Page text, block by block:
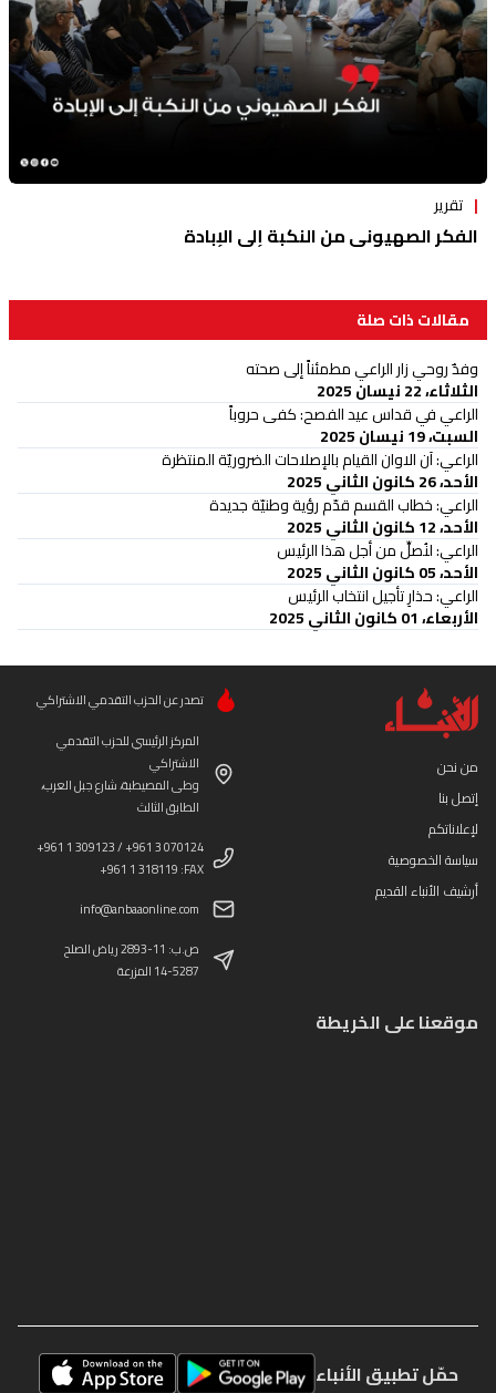
تقرير
الفكر الصهيوني من النكبة إلى الإبادة
مقالات ذات صلة
وفدٌ روحي زار الراعي مطمئناً إلى صحته
الثلاثاء، 22 نيسان 2025
الراعي في قداس عيد الفصح: كفى حروباً
السبت، 19 نيسان 2025
الراعي: آن الاوان القيام بالإصلاحات الضروريّة المنتظرة
الأحد، 26 كانون الثاني 2025
الراعي: خطاب القسم قدّم رؤية وطنيّة جديدة
الأحد، 12 كانون الثاني 2025
الراعي: لنُصلِّ من أجل هذا الرئيس
الأحد، 05 كانون الثاني 2025
الراعي: حذارِ تأجيل انتخاب الرئيس
الأربعاء، 01 كانون الثاني 2025
من نحن
إتصل بنا
لإعلاناتكم
سياسة الخصوصية
أرشيف الأنباء القديم
تصدر عن الحزب التقدمي الاشتراكي
المركز الرئيسي للحزب التقدمي
الاشتراكي
وطى المصيطبة، شارع جبل العرب،
الطابق الثالث
+961 1 309123 / +961 3 070124
+961 1 318119 :FAX
info@anbaaonline.com
ص.ب: 11-2893 رياض الصلح
14-5287 المزرعة
موقعنا على الخريطة
حمّل تطبيق الأنباء